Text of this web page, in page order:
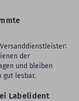
der
und bleiben
gut lesbar.
Labelident